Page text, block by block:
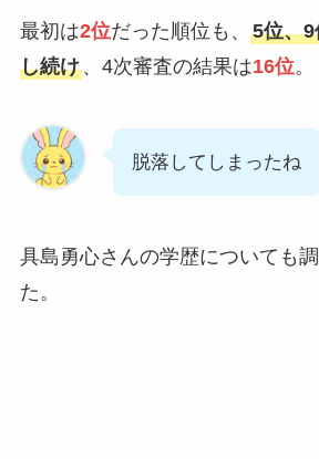
最初は2位だった順位も、 5位、
し続け、4次審査の結果は16位。
脱落してしまったね
具島勇心さんの学歴についても
た。